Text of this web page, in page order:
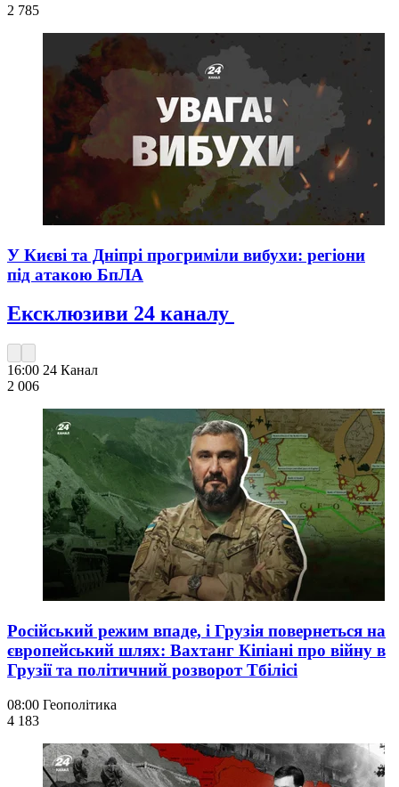
2 785
У Києві та Дніпрі прогриміли вибухи: регіони
під атакою БпЛА
Ексклюзиви 24 каналу
16:00 24 Канал
2 006
Російський режим впаде, і Грузія повернеться на
європейський шлях: Вахтанг Кіпіані про війну в
Грузії та політичний розворот Тбілісі
08:00 Геополітика
4 183